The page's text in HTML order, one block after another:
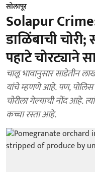
सोलापूर
Solapur
डाळिंबाची चोरी;
पहाटे चोरट्याने
चालू भावानुसार साडेतीन
यांचे म्हणणे आहे. पण, पोलिस
चोरीला गेल्याची नोंद आहे.
कच्चा रस्ता आहे.